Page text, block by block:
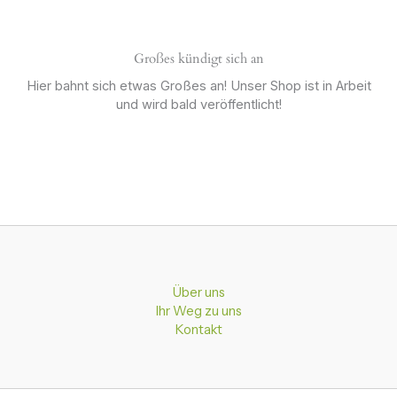
Großes kündigt sich an
Hier bahnt sich etwas Großes an! Unser Shop ist in Arbeit
und wird bald veröffentlicht!
Über uns
Ihr Weg zu uns
Kontakt